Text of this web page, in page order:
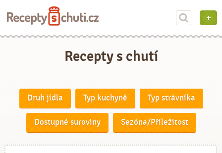
Recepty s chutí
Druh jídla Typ kuchyně Typ strávníka
Dostupné suroviny Sezóna/Příležitost